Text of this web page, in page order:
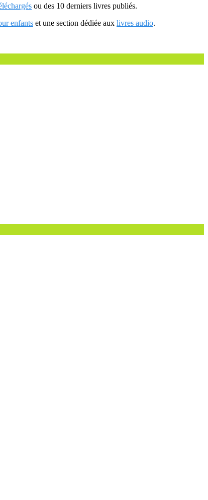
ou des 10 derniers livres publiés.
enfants et une section dédiée aux livres audio.